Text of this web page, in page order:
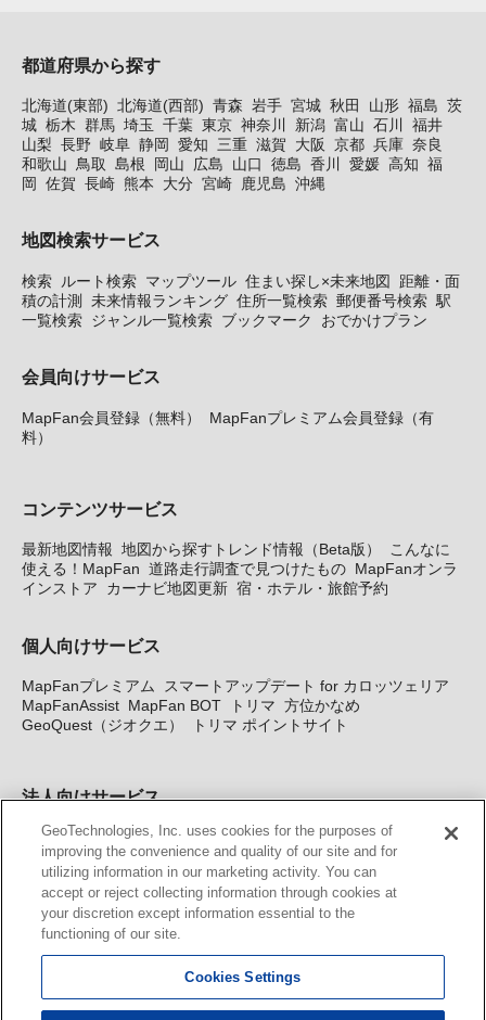
都道府県から探す
北海道(東部) 北海道(西部) 青森 岩手 宮城 秋田 山形 福島 茨
城 栃木 群馬 埼玉 千葉 東京 神奈川 新潟 富山 石川
福井
山梨 長野 岐阜 静岡 愛知 三重 滋賀 大阪 京都 兵庫 奈良
和歌山
鳥取 島根 岡山 広島 山口 徳島 香川 愛媛 高知 福
岡
佐賀 長崎 熊本 大分 宮崎 鹿児島 沖縄
地図検索サービス
検索 ルート検索 マップツール 住まい探し×未来地図
距離・面
積の計測
未来情報ランキング 住所一覧検索 郵便番号検索 駅
一覧検索 ジャンル一覧検索 ブックマーク おでかけプラン
会員向けサービス
MapFan会員登録（無料）
MapFanプレミアム会員登録（有
料）
コンテンツサービス
最新地図情報 地図から探すトレンド情報（Beta版）
こんなに
使える！MapFan 道路走行調査で見つけたもの MapFanオンラ
インストア
カーナビ地図更新 宿・ホテル・旅館予約
個人向けサービス
MapFanプレミアム
スマートアップデート for カロッツェリア
MapFanAssist MapFan BOT トリマ 方位かなめ
GeoQuest（ジオクエ）
トリマ ポイントサイト
法人向けサービス
法人向け地図・位置情報サービス WEBサイト・システム向け地
図API Windows PC向け地図開発キット MapFan DB 住所確認
サービス
MAP WORLD+ トリマ広告 Geo-Research
カーナビ地図更新サービス
MapFan スマートメンバーズ
KENWOOD MapFan Club
GeoTechnologies, Inc. uses cookies for the purposes of
improving the convenience and quality of our site and for
utilizing information in our marketing activity. You can
accept or reject collecting information through cookies at
your discretion except information essential to the
functioning of our site.
Cookies Settings